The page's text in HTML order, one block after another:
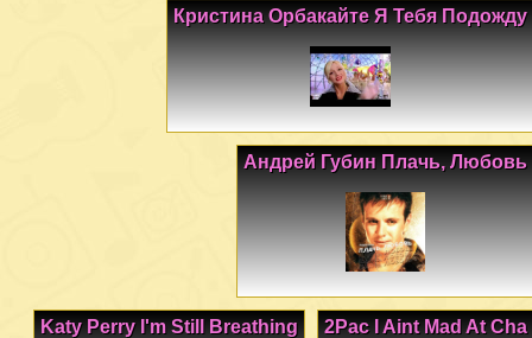
Кристина Орбакайте Я Тебя Подожду
Андрей Губин Плачь, Любовь
2Pac I Aint Mad At Cha
Katy Perry I'm Still Breathing